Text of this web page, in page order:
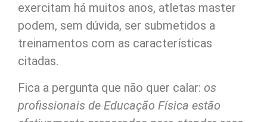
exercitam há muitos anos, atletas master
podem, sem dúvida, ser submetidos a
treinamentos com as características
citadas.
Fica a pergunta que não quer calar: os
profissionais de Educação Física estão